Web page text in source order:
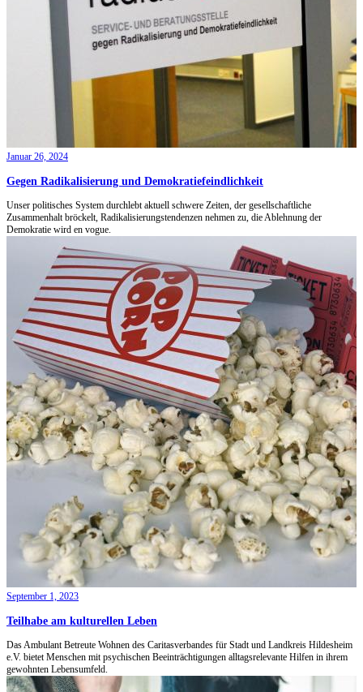
Januar 26, 2024
Gegen Radikalisierung und Demokratiefeindlichkeit
Unser politisches System durchlebt aktuell schwere Zeiten, der gesellschaftliche
Zusammenhalt bröckelt, Radikalisierungstendenzen nehmen zu, die Ablehnung der
Demokratie wird en vogue.
September 1, 2023
Teilhabe am kulturellen Leben
Das Ambulant Betreute Wohnen des Caritasverbandes für Stadt und Landkreis Hildesheim
e.V. bietet Menschen mit psychischen Beeinträchtigungen alltagsrelevante Hilfen in ihrem
gewohnten Lebensumfeld.